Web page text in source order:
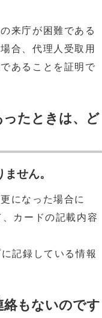
来庁が困難である
合、代理人受取用
あることを証明で
ったときは、ど
せん。
になった場合に
カードの記載内容
記録している情報
絡もないのです